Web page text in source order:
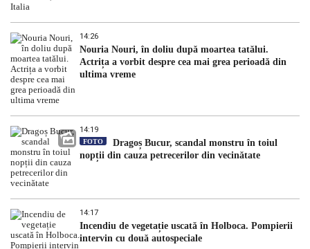
14:26
Nouria Nouri, în doliu după moartea tatălui.
Actrița a vorbit despre cea mai grea perioadă din
ultima vreme
14:19
FOTO
Dragoș Bucur, scandal monstru în toiul
nopții din cauza petrecerilor din vecinătate
14:17
Incendiu de vegetație uscată în Holboca. Pompierii
intervin cu două autospeciale